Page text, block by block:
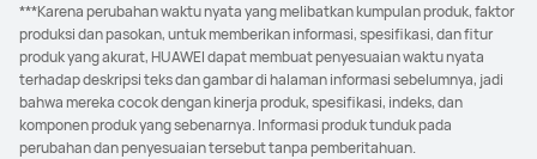
***Karena perubahan waktu nyata yang melibatkan kumpulan produk, faktor
produksi dan pasokan, untuk memberikan informasi, spesifikasi, dan fitur
produk yang akurat, HUAWEI dapat membuat penyesuaian waktu nyata
terhadap deskripsi teks dan gambar di halaman informasi sebelumnya, jadi
bahwa mereka cocok dengan kinerja produk, spesifikasi, indeks, dan
komponen produk yang sebenarnya. Informasi produk tunduk pada
perubahan dan penyesuaian tersebut tanpa pemberitahuan.